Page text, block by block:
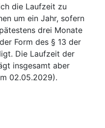
die Laufzeit zu
um ein Jahr, sofern
drei Monate
Form des § 13 der
Die Laufzeit der
insgesamt aber
02.05.2029).